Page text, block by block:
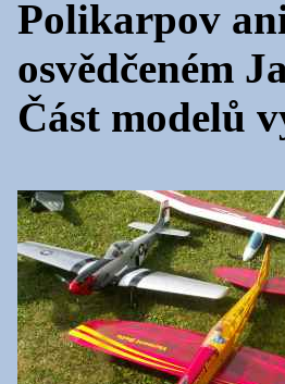
Polikarpov
osvědčeném
Část modelů